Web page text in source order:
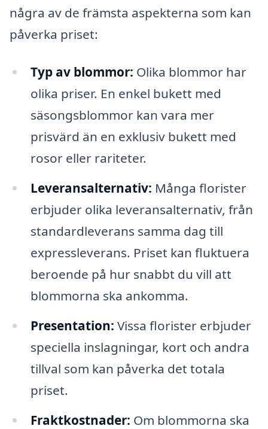
några av de främsta aspekterna som kan
påverka priset:
Typ av blommor: Olika blommor har
olika priser. En enkel bukett med
säsongsblommor kan vara mer
prisvärd än en exklusiv bukett med
rosor eller rariteter.
Leveransalternativ: Många florister
erbjuder olika leveransalternativ, från
standardleverans samma dag till
expressleverans. Priset kan fluktuera
beroende på hur snabbt du vill att
blommorna ska ankomma.
Presentation: Vissa florister erbjuder
speciella inslagningar, kort och andra
tillval som kan påverka det totala
priset.
Fraktkostnader: Om blommorna ska